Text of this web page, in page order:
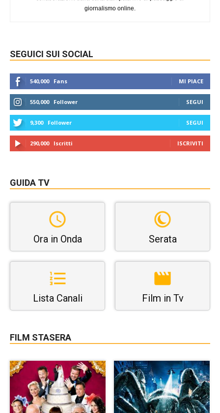
giornalismo online.
SEGUICI SUI SOCIAL
540,000 Fans MI PIACE
550,000 Follower SEGUI
9,300 Follower SEGUI
290,000 Iscritti ISCRIVITI
GUIDA TV
Ora in Onda Serata
Lista Canali Film in Tv
FILM STASERA